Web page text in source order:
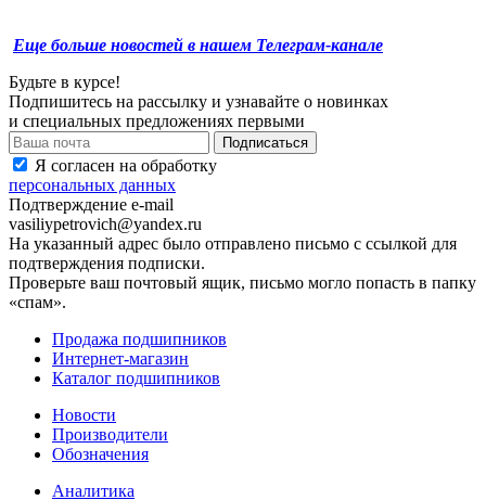
Еще больше новостей в нашем Телеграм-канале
Будьте в курсе!
Подпишитесь на рассылку и узнавайте о новинках
и специальных предложениях первыми
Я согласен на обработку
персональных данных
Подтверждение e-mail
vasiliypetrovich@yandex.ru
На указанный адрес было отправлено письмо с ссылкой для
подтверждения подписки.
Проверьте ваш почтовый ящик, письмо могло попасть в папку
«спам».
Продажа подшипников
Интернет-магазин
Каталог подшипников
Новости
Производители
Обозначения
Аналитика